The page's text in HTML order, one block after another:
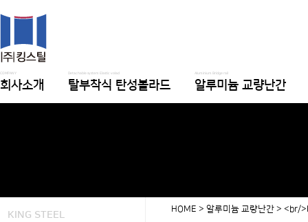
COMPANY
회사소개
Detachable system Elastic volad
탈부착식 탄성볼라드
Aluminium Bridge rail
알루미늄 교량난간
KING STEEL HOME > 알루미늄 교량난간 > <br/